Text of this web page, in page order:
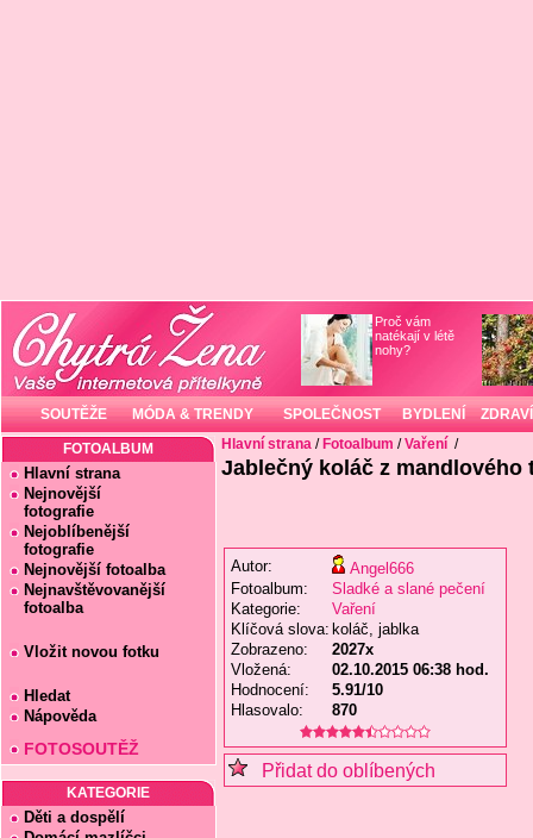
Proč vám
natékají v létě
nohy?
SOUTĚŽE MÓDA & TRENDY SPOLEČNOST BYDLENÍ ZDRAVÍ
FOTOALBUM
Hlavní strana
Nejnovější
fotografie
Nejoblíbenější
fotografie
Nejnovější fotoalba
Nejnavštěvovanější
fotoalba
Vložit novou fotku
Hledat
Nápověda
FOTOSOUTĚŽ
KATEGORIE
Děti a dospělí
Hlavní strana / Fotoalbum /Vaření /
Jablečný koláč z mandlového
Autor:
Angel666
Fotoalbum:
Sladké a slané pečení
Kategorie:
Vaření
Klíčová slova: koláč, jablka
Zobrazeno:
2027x
Vložená:
02.10.2015 06:38 hod.
Hodnocení:
5.91/10
Hlasovalo:
870
Přidat do oblíbených